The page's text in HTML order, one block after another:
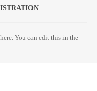
You can edit this in the